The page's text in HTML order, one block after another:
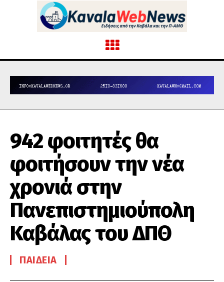
942 φοιτητές θα
φοιτήσουν την νέα
χρονιά στην
Πανεπιστημιούπολη
Καβάλας του ΔΠΘ
ΠΑΙΔΕΊΑ